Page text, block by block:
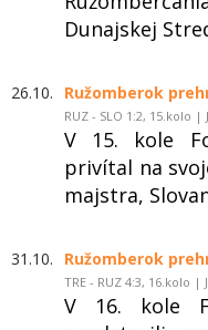
Dunajskej
26.10. Ružomberok
RUZ - SLO 1:2, 15.kolo |
V 15. kole
privítal na
majstra,
31.10. Ružomberok
TRE - RUZ 4:3, 16.kolo |
V 16. kole